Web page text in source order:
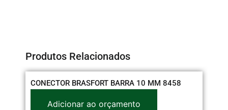
Produtos Relacionados
CONECTOR BRASFORT BARRA 10 MM 8458
Adicionar ao orçamento